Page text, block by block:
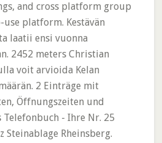
and cross platform group
platform. Kestävän
laatii ensi vuonna
2452 meters Christian
voit arvioida Kelan
2 Einträge mit
Öffnungszeiten und
- Ihre Nr. 25
Steinablage Rheinsberg.